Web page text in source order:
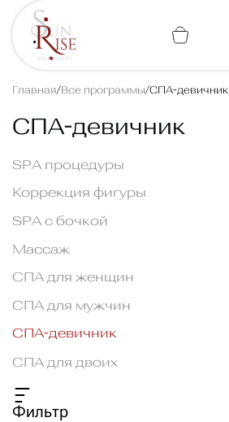
Главная/Все программы/СПА-девичник
СПА-девичник
SPA процедуры
Коррекция фигуры
SPA с бочкой
Массаж
СПА для женщин
СПА для мужчин
СПА-девичник
СПА для двоих
Фильтр